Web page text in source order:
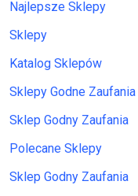
Najlepsze Sklepy
Sklepy
Katalog Sklepów
Sklepy Godne Zaufania
Sklep Godny Zaufania
Polecane Sklepy
Sklep Godny Zaufania